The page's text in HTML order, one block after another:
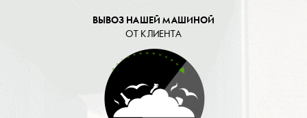
ВЫВОЗ НАШЕЙ МАШИНОЙ
ОТ КЛИЕНТА